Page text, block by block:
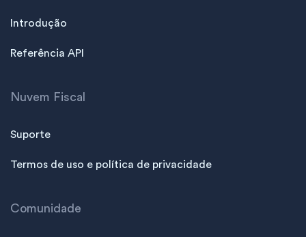
Introdução
Referência API
Nuvem Fiscal
Suporte
Termos de uso e política de privacidade
Comunidade